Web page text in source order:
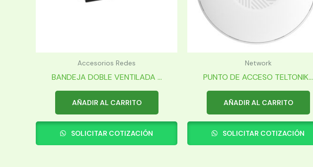
Accesorios Redes
BANDEJA DOBLE VENTILADA ...
AÑADIR AL CARRITO
SOLICITAR COTIZACIÓN
Network
PUNTO DE ACCESO TELTONIK...
AÑADIR AL CARRITO
SOLICITAR COTIZACIÓN